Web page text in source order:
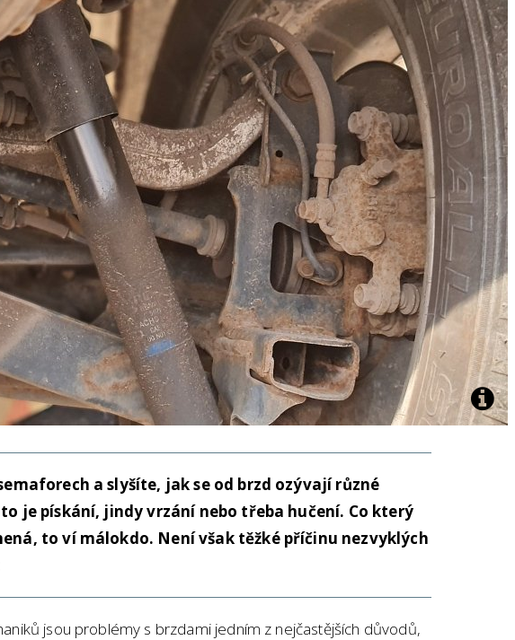
a slyšíte, jak se od brzd ozývají různé
je pískání, jindy vrzání nebo třeba hučení. Co který
to ví málokdo. Není však těžké příčinu nezvyklých
jsou problémy s brzdami jedním z nejčastějších důvodů,